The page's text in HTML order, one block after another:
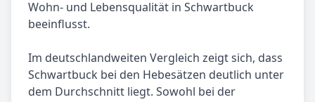
Wohn- und Lebensqualität in Schwartbuck
beeinflusst.
Im deutschlandweiten Vergleich zeigt sich, dass
Schwartbuck bei den Hebesätzen deutlich unter
dem Durchschnitt liegt. Sowohl bei der